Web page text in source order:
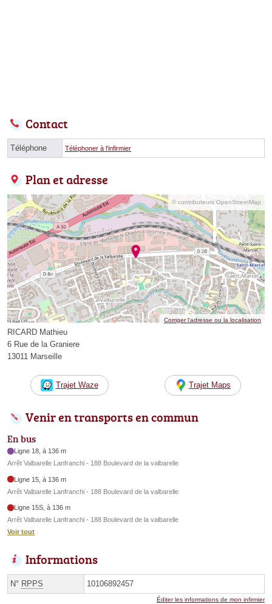
Contact
Téléphone Téléphoner à l'infirmier
Plan et adresse
© contributeurs OpenStreetMap
Corriger l’adresse ou la localisation
RICARD Mathieu
6 Rue de la Graniere
13011 Marseille
Trajet Waze Trajet Maps
Venir en transports en commun
En bus
Ligne 18, à 136 m
Arrêt Valbarelle Lanfranchi - 188 Boulevard de la valbarelle
Ligne 15, à 136 m
Arrêt Valbarelle Lanfranchi - 188 Boulevard de la valbarelle
Ligne 15S, à 136 m
Arrêt Valbarelle Lanfranchi - 188 Boulevard de la valbarelle
Voir tout
Informations
N° RPPS 10106892457
Éditer les informations de mon infirmier